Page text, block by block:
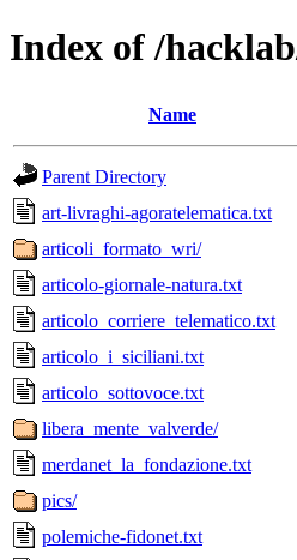
Index of /
Name
Parent Directory
art-livraghi-agoratelematica.txt
articoli_formato_wri/
articolo-giornale-natura.txt
articolo_corriere_telematico.txt
articolo_i_siciliani.txt
articolo_sottovoce.txt
libera_mente_valverde/
merdanet_la_fondazione.txt
pics/
polemiche-fidonet.txt